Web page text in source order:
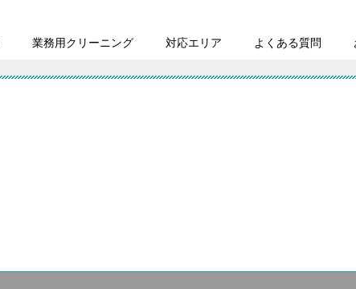
業務用クリーニング 対応エリア よくある質問